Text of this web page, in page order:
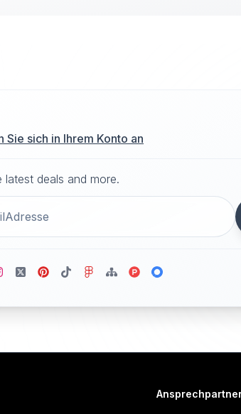
Sie sich in Ihrem Konto an
latest deals and more.